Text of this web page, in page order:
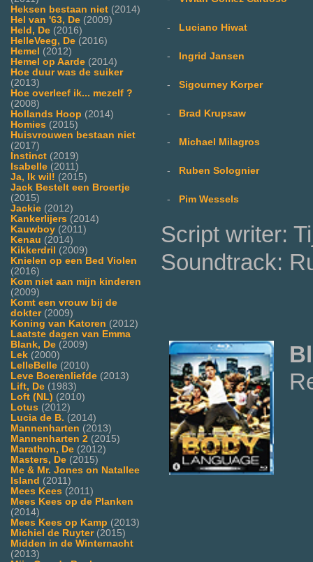
Heksen bestaan niet (2014)
Hel van '63, De (2009)
Held, De (2016)
HelleVeeg, De (2016)
Hemel (2012)
Hemel op Aarde (2014)
Hoe duur was de suiker
(2013)
Hoe overleef ik... mezelf ?
(2008)
Hollands Hoop (2014)
Homies (2015)
Huisvrouwen bestaan niet
(2017)
Instinct (2019)
Isabelle (2011)
Ja, Ik wil! (2015)
Jack Bestelt een Broertje
(2015)
Jackie (2012)
Kankerlijers (2014)
Kauwboy (2011)
Kenau (2014)
Kikkerdril (2009)
Knielen op een Bed Violen
(2016)
Kom niet aan mijn kinderen
(2009)
Komt een vrouw bij de
dokter(2009)
Koning van Katoren (2012)
Laatste dagen van Emma
Blank, De (2009)
Lek (2000)
LelleBelle (2010)
Leve Boerenliefde (2013)
Lift, De (1983)
Loft (NL) (2010)
Lotus (2012)
Lucia de B. (2014)
Mannenharten (2013)
Mannenharten 2 (2015)
Marathon, De (2012)
Masters, De (2015)
Me & Mr. Jones on Natallee
Island (2011)
Mees Kees (2011)
Mees Kees op de Planken
(2014)
Mees Kees op Kamp (2013)
Michiel de Ruyter(2015)
Midden in de Winternacht
(2013)
- Luciano Hiwat
- Ingrid Jansen
- Sigourney Korper
- Brad Krupsaw
- Michael Milagros
- Ruben Solognier
- Pim Wessels
Script writer:
Soundtrack: